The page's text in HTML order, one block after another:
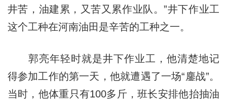
井苦，油建累，又苦又累作业队。”井下作业工
这个工种在河南油田是辛苦的工种之一。
郭亮年轻时就是井下作业工，他清楚地记
得参加工作的第一天，他就遭遇了一场“鏖战”。
当时，他体重只有100多斤，班长安排他抬抽油